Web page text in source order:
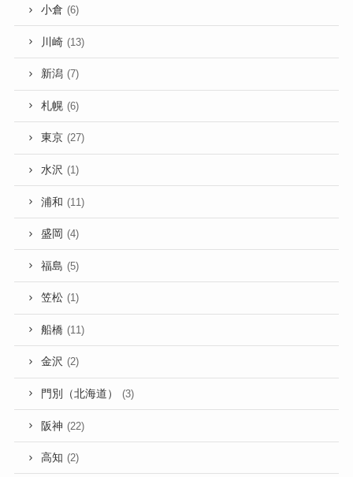
小倉 (6)
川崎 (13)
新潟 (7)
札幌 (6)
東京 (27)
水沢 (1)
浦和 (11)
盛岡 (4)
福島 (5)
笠松 (1)
船橋 (11)
金沢 (2)
門別（北海道） (3)
阪神 (22)
高知 (2)